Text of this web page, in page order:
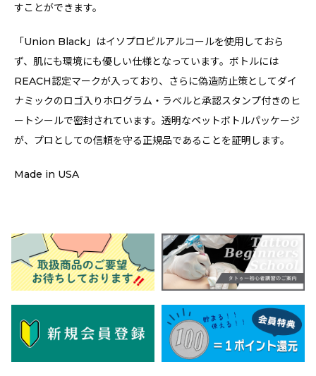
すことができます。
「Union Black」はイソプロピルアルコールを使用しておら
ず、肌にも環境にも優しい仕様となっています。ボトルには
REACH認定マークが入っており、さらに偽造防止策としてダイ
ナミックのロゴ入りホログラム・ラベルと承認スタンプ付きのヒ
ートシールで密封されています。透明なペットボトルパッケージ
が、プロとしての信頼を守る正規品であることを証明します。
Made in USA